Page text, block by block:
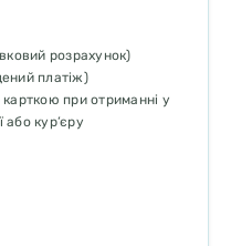
розрахунок)
платіж)
при отриманні у
або кур’єру